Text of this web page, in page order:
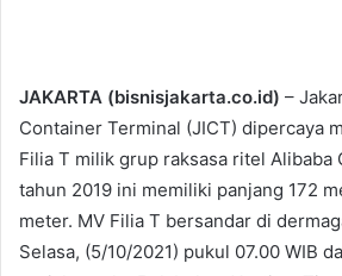
JAKARTA (bisnisjakarta.co.id) –
Container Terminal (JICT) dipercaya
Filia T milik grup raksasa ritel Alibaba
tahun 2019 ini memiliki panjang 172
meter. MV Filia T bersandar di
Selasa, (5/10/2021) pukul 07.00 WIB